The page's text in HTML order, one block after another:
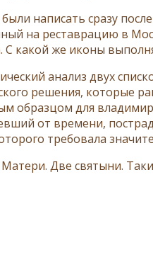
написать сразу
на реставрацию в
С какой же иконы
анализ двух
решения, которые
образцом для
от времени,
требовала
Две святыни.